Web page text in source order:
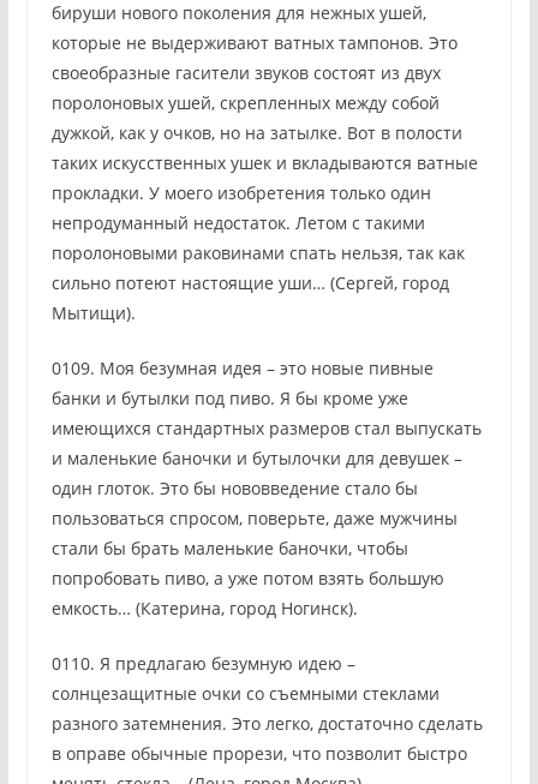
бируши нового поколения для нежных ушей,
которые не выдерживают ватных тампонов. Это
своеобразные гасители звуков состоят из двух
поролоновых ушей, скрепленных между собой
дужкой, как у очков, но на затылке. Вот в полости
таких искусственных ушек и вкладываются ватные
прокладки. У моего изобретения только один
непродуманный недостаток. Летом с такими
поролоновыми раковинами спать нельзя, так как
сильно потеют настоящие уши… (Сергей, город
Мытищи).
0109. Моя безумная идея – это новые пивные
банки и бутылки под пиво. Я бы кроме уже
имеющихся стандартных размеров стал выпускать
и маленькие баночки и бутылочки для девушек –
один глоток. Это бы нововведение стало бы
пользоваться спросом, поверьте, даже мужчины
стали бы брать маленькие баночки, чтобы
попробовать пиво, а уже потом взять большую
емкость… (Катерина, город Ногинск).
0110. Я предлагаю безумную идею –
солнцезащитные очки со съемными стеклами
разного затемнения. Это легко, достаточно сделать
в оправе обычные прорези, что позволит быстро